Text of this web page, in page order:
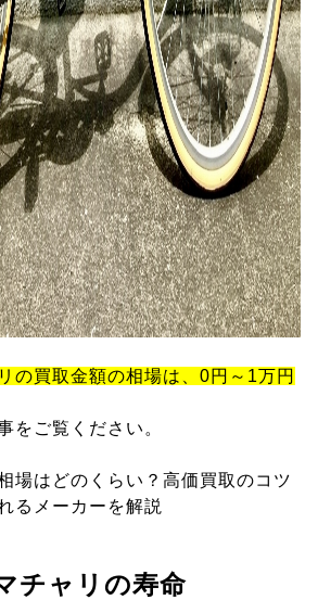
の買取金額の相場は、0円～1万円
をご覧ください。
場はどのくらい？高価買取のコツ
るメーカーを解説
チャリの寿命